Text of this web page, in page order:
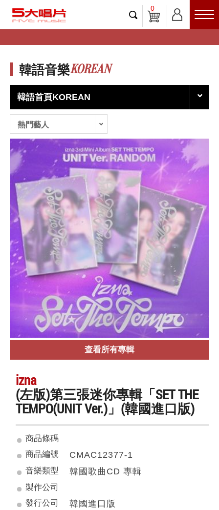
0
韓語音樂KOREAN
韓語首頁KOREAN
熱門藝人
查看所有專輯
izna
(左版)第三張迷你專輯「SET THE
TEMPO(UNIT Ver.)」(韓國進口版)
商品條碼
商品編號
CMAC12377-1
音樂類型 韓國歌曲CD 專輯
製作公司
發行公司
韓國進口版